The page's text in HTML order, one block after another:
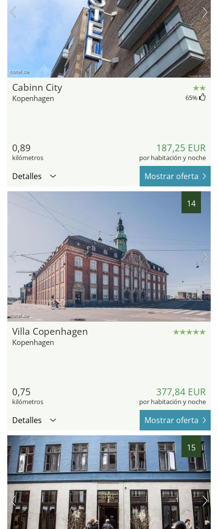
hotel.de
Cabinn City
Kopenhagen 65%
0,89
kilómetros
187,25 EUR
por habitación y noche
Detalles Mostrar oferta
14
hotel.de
Villa Copenhagen
Kopenhagen
0,75
kilómetros
377,84 EUR
por habitación y noche
Detalles Mostrar oferta
15